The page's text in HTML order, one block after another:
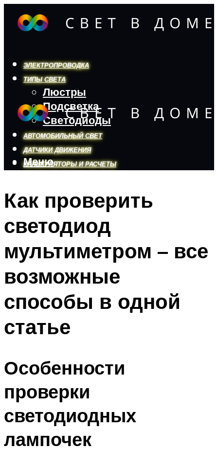
ЭЛЕКТРОПРОВОДКА
ТИПЫ СВЕТА
Люстры
Подсветка
Светодиоды
АВТОМОБИЛЬНЫЙ СВЕТ
ДАТЧИКИ ДВИЖЕНИЯ
КАЛЬКУЛЯТОРЫ И РАСЧЕТЫ
Меню
Меню
Как проверить
светодиод
мультиметром – все
возможные
способы в одной
статье
Особенности
проверки
светодиодных
лампочек